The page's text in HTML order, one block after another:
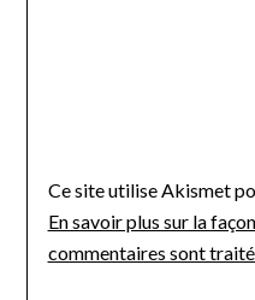
Ce site utilise Akismet
En savoir plus sur la
commentaires sont